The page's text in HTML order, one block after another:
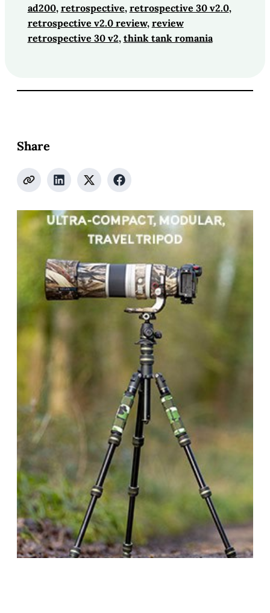
ad200, retrospective, retrospective 30 v2.0 ,
retrospective v2.0 review, review
retrospective 30 v2, think tank romania
Share